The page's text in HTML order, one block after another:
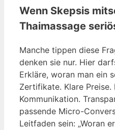
Wenn Skepsis
Thaimassage
Manche tippen diese
denken sie nur. Hier
Erkläre, woran man ein
Zertifikate. Klare Preise.
Kommunikation.
passende Micro-
Leitfaden sein: „Woran